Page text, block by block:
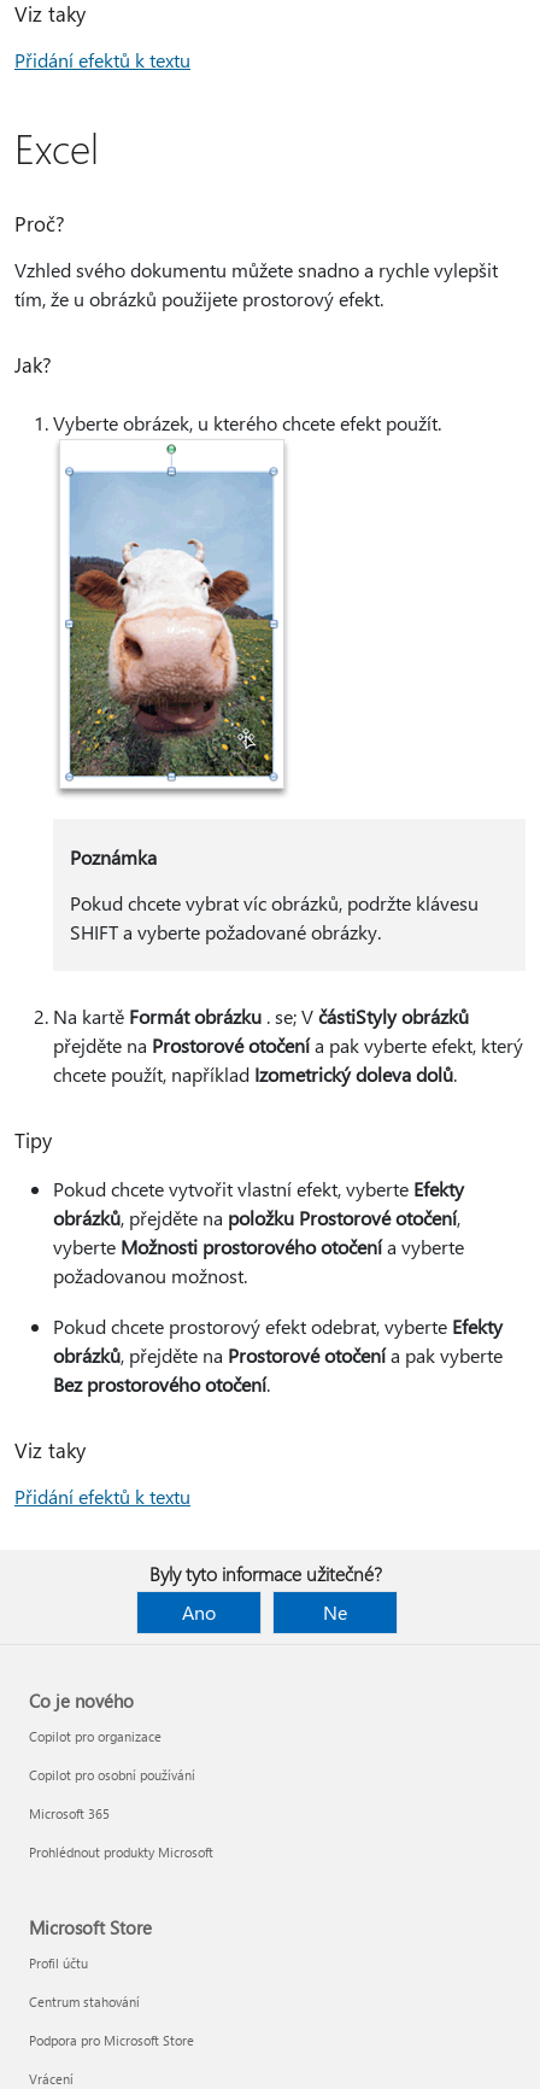
Viz taky
Přidání efektů k textu
Excel
Proč?
Vzhled svého dokumentu můžete snadno a rychle vylepšit
tím, že u obrázků použijete prostorový efekt.
Jak?
Vyberte obrázek, u kterého chcete efekt použít.
Poznámka
Pokud chcete vybrat víc obrázků, podržte klávesu
SHIFT a vyberte požadované obrázky.
Na kartě Formát obrázku . se; VčástiStyly obrázků
přejděte na Prostorové otočenía pak vyberte efekt, který
chcete použít, například Izometrický doleva dolů.
Tipy
Pokud chcete vytvořit vlastní efekt, vyberte Efekty
obrázků, přejděte na položku Prostorové otočení,
vyberte Možnosti prostorového otočenía vyberte
požadovanou možnost.
Pokud chcete prostorový efekt odebrat, vyberte Efekty
obrázků, přejděte na Prostorové otočenía pak vyberte
Bez prostorového otočení.
Viz taky
Přidání efektů k textu
Byly tyto informace užitečné?
Ano
Ne
Co je nového
Copilot pro organizace
Copilot pro osobní používání
Microsoft 365
Prohlédnout produkty Microsoft
Microsoft Store
Profil účtu
Centrum stahování
Podpora pro Microsoft Store
Vrácení